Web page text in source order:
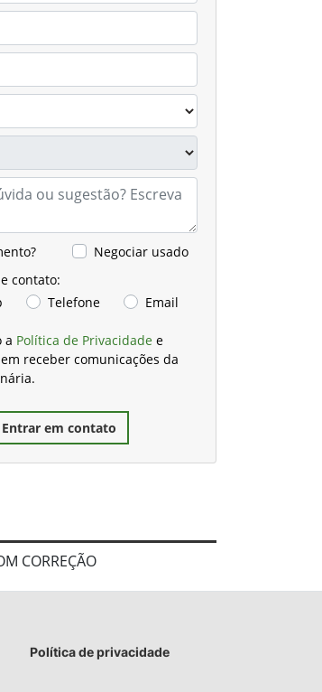
Negociar usado
contato:
Telefone Email
a Política de Privacidade e
receber comunicações da
Entrar em contato
CORREÇÃO
Política de privacidade